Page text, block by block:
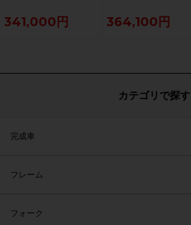
341,000円 364,100円
カテゴリで探す
完成車
フレーム
フォーク